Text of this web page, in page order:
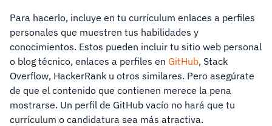
Para hacerlo, incluye en tu currículum enlaces a perfiles
personales que muestren tus habilidades y
conocimientos. Estos pueden incluir tu sitio web personal
o blog técnico, enlaces a perfiles en GitHub, Stack
Overflow, HackerRank u otros similares. Pero asegúrate
de que el contenido que contienen merece la pena
mostrarse. Un perfil de GitHub vacío no hará que tu
currículum o candidatura sea más atractiva.